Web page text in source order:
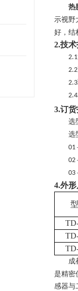
热
示视野
好，结
2.技
2.1
2.2
2.3
2.4
3.订
选
选
01
02
03
4.外
成
是精密
感器与